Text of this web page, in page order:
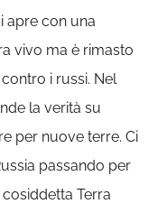
apre con una
vivo ma è rimasto
i russi. Nel
la verità su
per nuove terre. Ci
passando per
Terra